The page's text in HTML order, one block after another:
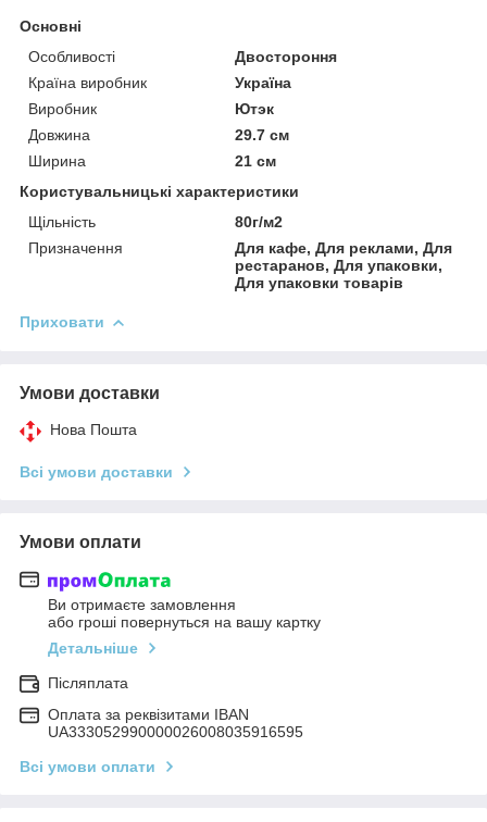
Основні
Особливості
Двостороння
Країна виробник
Україна
Виробник
Ютэк
Довжина
29.7 см
Ширина
21 см
Користувальницькі характеристики
Щільність
80г/м2
Призначення
Для кафе, Для реклами, Для
рестаранов, Для упаковки,
Для упаковки товарів
Приховати
Умови доставки
Нова Пошта
Всі умови доставки
Умови оплати
Ви отримаєте замовлення
або гроші повернуться на вашу картку
Детальніше
Післяплата
Оплата за реквізитами IBAN
UA333052990000026008035916595
Всі умови оплати